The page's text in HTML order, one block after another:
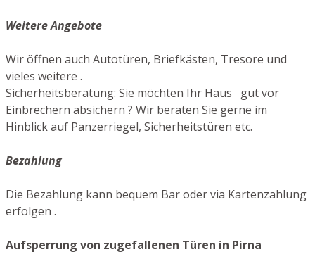
Weitere Angebote
Wir öffnen auch Autotüren, Briefkästen, Tresore und
vieles weitere .
Sicherheitsberatung: Sie möchten Ihr Haus gut vor
Einbrechern absichern ? Wir beraten Sie gerne im
Hinblick auf Panzerriegel, Sicherheitstüren etc.
Bezahlung
Die Bezahlung kann bequem Bar oder via Kartenzahlung
erfolgen .
Aufsperrung von zugefallenen Türen in Pirna